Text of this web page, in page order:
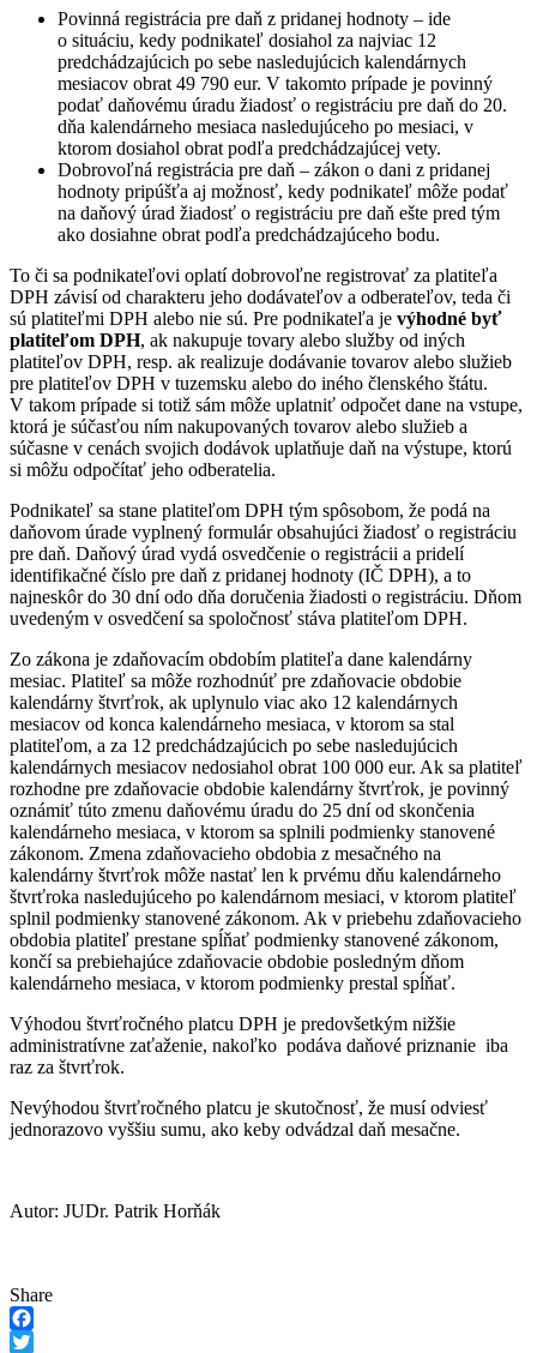
Povinná registrácia pre daň z pridanej hodnoty – ide
o situáciu, kedy podnikateľ dosiahol za najviac 12
predchádzajúcich po sebe nasledujúcich kalendárnych
mesiacov obrat 49 790 eur. V takomto prípade je povinný
podať daňovému úradu žiadosť o registráciu pre daň do 20.
dňa kalendárneho mesiaca nasledujúceho po mesiaci, v
ktorom dosiahol obrat podľa predchádzajúcej vety.
Dobrovoľná registrácia pre daň – zákon o dani z pridanej
hodnoty pripúšťa aj možnosť, kedy podnikateľ môže podať
na daňový úrad žiadosť o registráciu pre daň ešte pred tým
ako dosiahne obrat podľa predchádzajúceho bodu.
To či sa podnikateľovi oplatí dobrovoľne registrovať za platiteľa
DPH závisí od charakteru jeho dodávateľov a odberateľov, teda či
sú platiteľmi DPH alebo nie sú. Pre podnikateľa je výhodné byť
platiteľom DPH, ak nakupuje tovary alebo služby od iných
platiteľov DPH, resp. ak realizuje dodávanie tovarov alebo služieb
pre platiteľov DPH v tuzemsku alebo do iného členského štátu.
V takom prípade si totiž sám môže uplatniť odpočet dane na vstupe,
ktorá je súčasťou ním nakupovaných tovarov alebo služieb a
súčasne v cenách svojich dodávok uplatňuje daň na výstupe, ktorú
si môžu odpočítať jeho odberatelia.
Podnikateľ sa stane platiteľom DPH tým spôsobom, že podá na
daňovom úrade vyplnený formulár obsahujúci žiadosť o registráciu
pre daň. Daňový úrad vydá osvedčenie o registrácii a pridelí
identifikačné číslo pre daň z pridanej hodnoty (IČ DPH), a to
najneskôr do 30 dní odo dňa doručenia žiadosti o registráciu. Dňom
uvedeným v osvedčení sa spoločnosť stáva platiteľom DPH.
Zo zákona je zdaňovacím obdobím platiteľa dane kalendárny
mesiac. Platiteľ sa môže rozhodnúť pre zdaňovacie obdobie
kalendárny štvrťrok, ak uplynulo viac ako 12 kalendárnych
mesiacov od konca kalendárneho mesiaca, v ktorom sa stal
platiteľom, a za 12 predchádzajúcich po sebe nasledujúcich
kalendárnych mesiacov nedosiahol obrat 100 000 eur. Ak sa platiteľ
rozhodne pre zdaňovacie obdobie kalendárny štvrťrok, je povinný
oznámiť túto zmenu daňovému úradu do 25 dní od skončenia
kalendárneho mesiaca, v ktorom sa splnili podmienky stanovené
zákonom. Zmena zdaňovacieho obdobia z mesačného na
kalendárny štvrťrok môže nastať len k prvému dňu kalendárneho
štvrťroka nasledujúceho po kalendárnom mesiaci, v ktorom platiteľ
splnil podmienky stanovené zákonom. Ak v priebehu zdaňovacieho
obdobia platiteľ prestane spĺňať podmienky stanovené zákonom,
končí sa prebiehajúce zdaňovacie obdobie posledným dňom
kalendárneho mesiaca, v ktorom podmienky prestal spĺňať.
Výhodou štvrťročného platcu DPH je predovšetkým nižšie
administratívne zaťaženie, nakoľko podáva daňové priznanie iba
raz za štvrťrok.
Nevýhodou štvrťročného platcu je skutočnosť, že musí odviesť
jednorazovo vyššiu sumu, ako keby odvádzal daň mesačne.
Autor: JUDr. Patrik Horňák
Share
Facebook